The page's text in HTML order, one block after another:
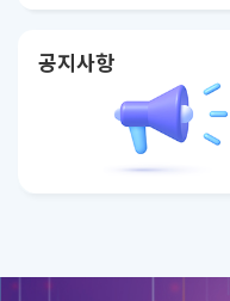
공지사항